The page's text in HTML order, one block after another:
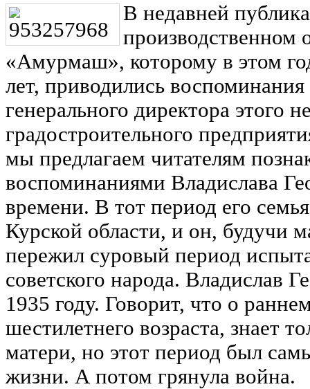
В недавней
производственном
«Амурмаш», которому в этом
лет, приводились
генерального директора этого
градостроительного
мы предлагаем читателям
воспоминаниями Владислава
времени. В тот период его
Курской области, и он, будучи
пережил суровый период
советского народа. Владислав
1935 году. Говорит, что о
шестилетнего возраста, знает
матери, но этот период был
жизни. А потом грянула война.